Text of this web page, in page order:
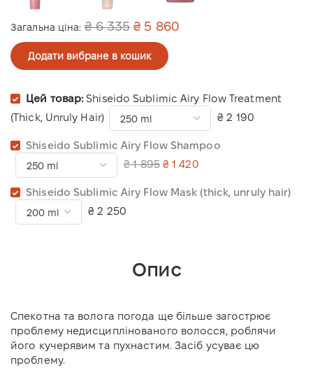
Загальна ціна: ₴ 6 335 ₴ 5 860
Додати вибране в кошик
Цей товар:Shiseido Sublimic Airy Flow Treatment
(Thick, Unruly Hair)
₴ 2 190
Shiseido Sublimic Airy Flow Shampoo
₴ 1 895 ₴ 1 420
Shiseido Sublimic Airy Flow Mask (thick, unruly hair)
₴ 2 250
Опис
Спекотна та волога погода ще більше загострює
проблему недисциплінованого волосся, роблячи
його кучерявим та пухнастим. Засіб усуває цю
проблему.